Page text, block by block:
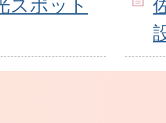
スポット